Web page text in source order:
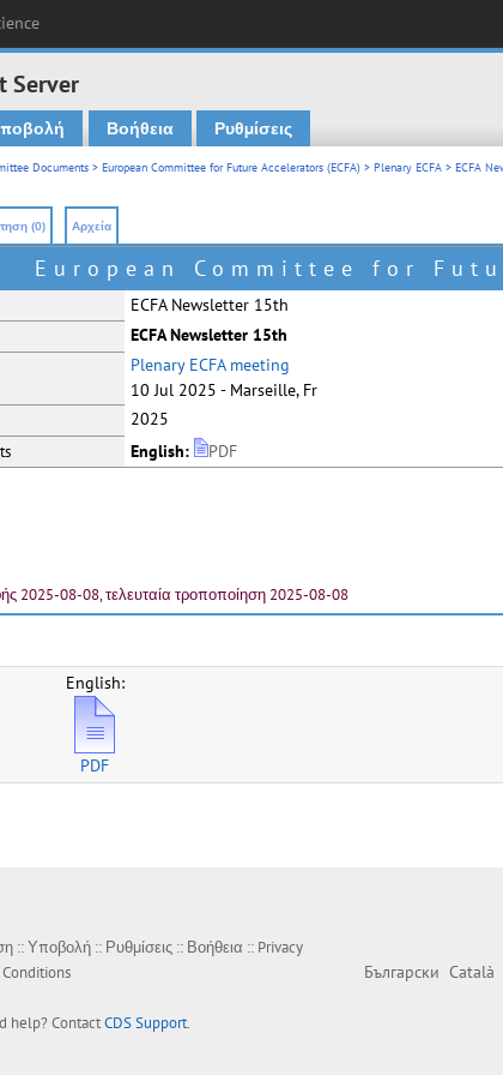
Server
Βοήθεια Ρυθμίσεις
Documents > European Committee for Future Accelerators (ECFA) > Plenary ECFA > ECFA
(0) Αρχεία
European Committee for
ECFA Newsletter 15th
ECFA Newsletter 15th
Plenary ECFA meeting
10 Jul 2025 - Marseille, Fr
2025
English: PDF
2025-08-08, τελευταία τροποποίηση 2025-08-08
English:
PDF
::Υποβολή :: Ρυθμίσεις :: Βοήθεια :: Privacy
help? ContactCDS Support.
Български Català